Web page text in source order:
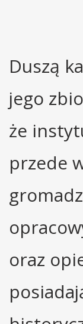
Duszą
jego
że
przede
oraz